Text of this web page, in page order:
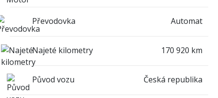
Převodovka Automat
Najeté kilometry 170 920 km
Původ vozu Česká republika